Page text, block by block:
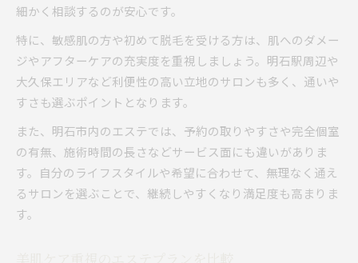
細かく相談するのが安心です。
特に、敏感肌の方や初めて脱毛を受ける方は、肌へのダメー
ジやアフターケアの充実度を重視しましょう。明石駅周辺や
大久保エリアなど利便性の高い立地のサロンも多く、通いや
すさも選ぶポイントとなります。
また、明石市内のエステでは、予約の取りやすさや完全個室
の有無、施術時間の長さなどサービス面にも違いがありま
す。自分のライフスタイルや希望に合わせて、無理なく通え
るサロンを選ぶことで、継続しやすくなり満足度も高まりま
す。